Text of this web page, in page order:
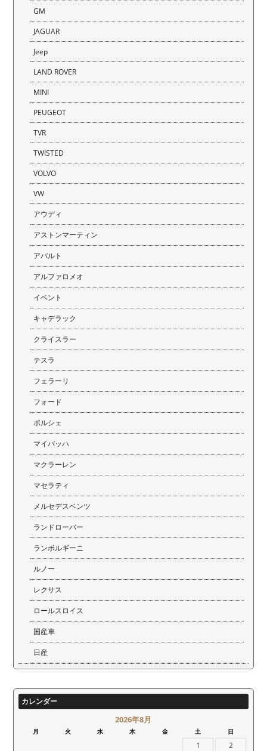
GM
JAGUAR
Jeep
LAND ROVER
MINI
PEUGEOT
TVR
TWISTED
VOLVO
VW
アウディ
アストンマーティン
アバルト
アルファロメオ
イベント
キャデラック
クライスラー
テスラ
フェラーリ
フォード
ポルシェ
マイバッハ
マクラーレン
マセラティ
メルセデスベンツ
ランドローバー
ランボルギーニ
ルノー
レクサス
ロールスロイス
国産車
日産
カレンダー
2026年8月
月 火 水 木 金 土 日
1
2